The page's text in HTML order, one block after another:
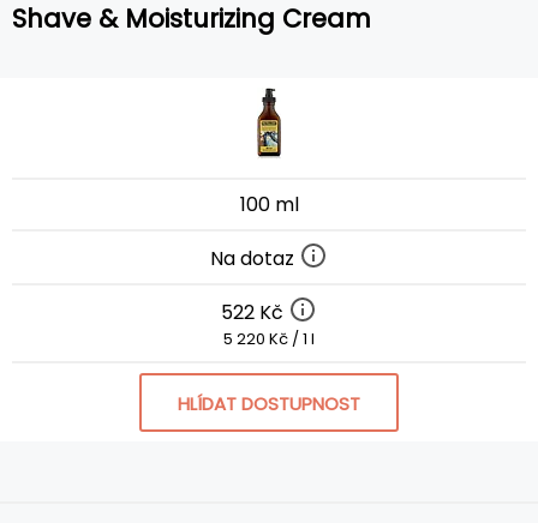
Shave & Moisturizing Cream
100 ml
Na dotaz
522 Kč
5 220 Kč / 1 l
HLÍDAT DOSTUPNOST